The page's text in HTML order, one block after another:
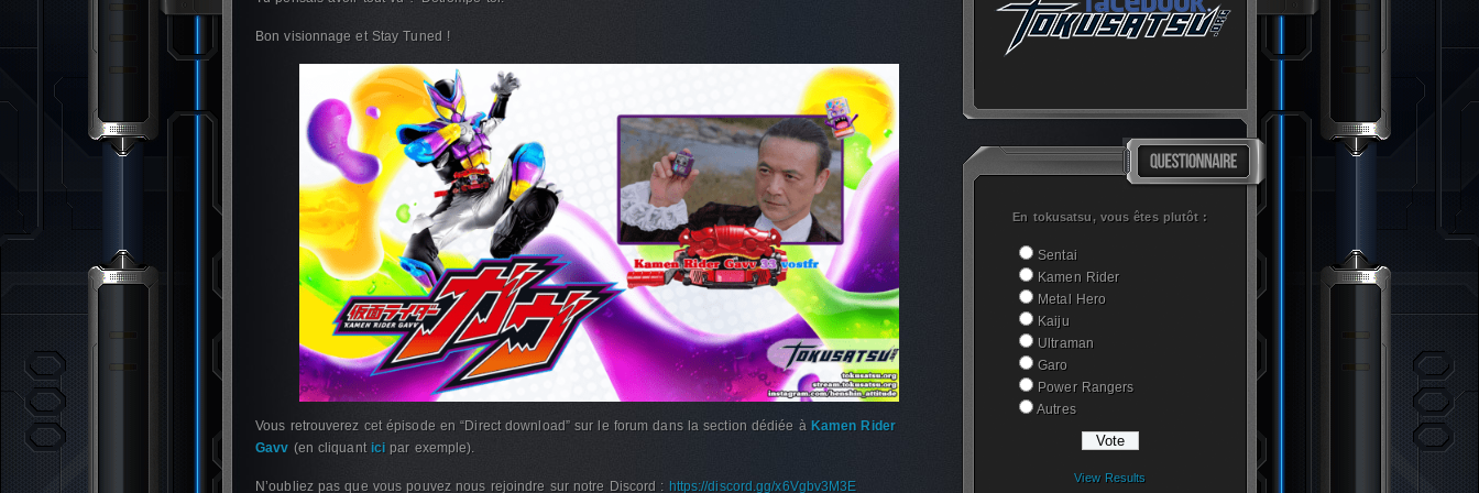
En tokusatsu, vous êtes plutôt :
Sentai
Kamen Rider
Metal Hero
Kaiju
Ultraman
Garo
Power Rangers
Autres
View Results
Bon visionnage et Stay Tuned !
Vous retrouverez cet épisode en “Direct download” sur le forum dans la section dédiée à Kamen Rider
Gavv (en cliquant ici par exemple).
N’oubliez pas que vous pouvez nous rejoindre sur notre Discord : https://discord.gg/x6Vgbv3M3E